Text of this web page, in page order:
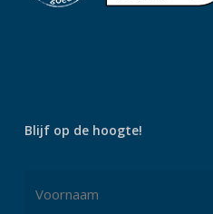
Blijf op de hoogte!